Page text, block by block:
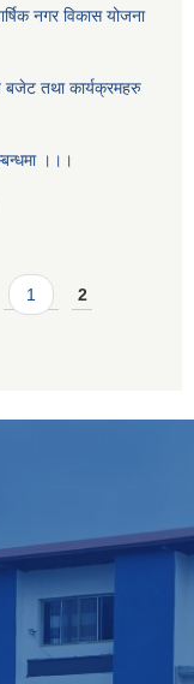
नगर विकास योजना
बजेट तथा कार्यक्रमहरु
।।।
1 2